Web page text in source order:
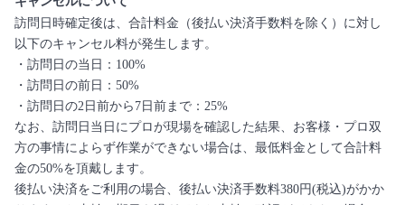
訪問日時確定後は、合計料金（後払い決済手数料を除く）に対し
以下のキャンセル料が発生します。
・訪問日の当日：100%
・訪問日の前日：50%
・訪問日の2日前から7日前まで：25%
なお、訪問日当日にプロが現場を確認した結果、お客様・プロ双
方の事情によらず作業ができない場合は、最低料金として合計料
金の50%を頂戴します。
後払い決済をご利用の場合、後払い決済手数料380円(税込)がかか